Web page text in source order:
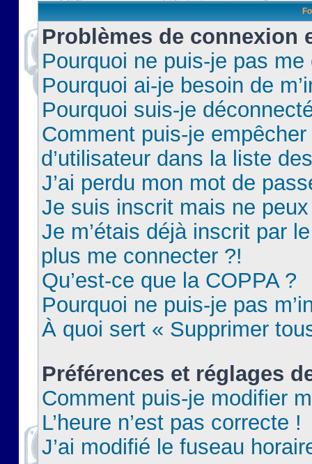
Problèmes de connexion
Pourquoi ne puis-je pas
Pourquoi ai-je besoin de
Pourquoi suis-je
Comment puis-je
d’utilisateur dans la liste
J’ai perdu mon mot de
Je suis inscrit mais ne
Je m’étais déjà inscrit par
plus me connecter ?!
Qu’est-ce que la COPPA ?
Pourquoi ne puis-je pas
À quoi sert « Supprimer
Préférences et réglages
Comment puis-je modifier
L’heure n’est pas correcte !
J’ai modifié le fuseau